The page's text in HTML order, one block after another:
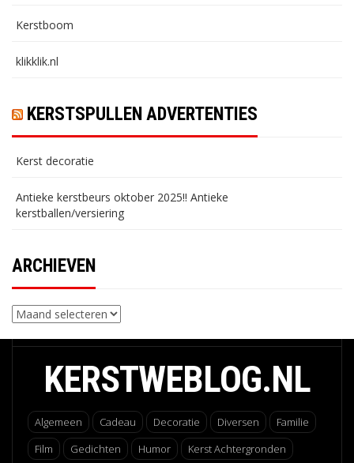
Kerstboom
klikklik.nl
KERSTSPULLEN ADVERTENTIES
Kerst decoratie
Antieke kerstbeurs oktober 2025!! Antieke
kerstballen/versiering
ARCHIEVEN
Archieven
KERSTWEBLOG.NL
Algemeen Cadeau Decoratie Diversen
Familie
Film
Gedichten Humor
Kerst Achtergronden